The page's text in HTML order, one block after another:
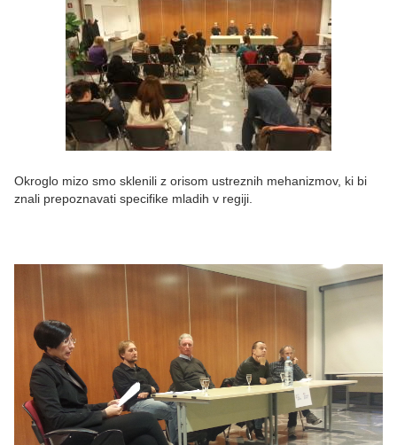
Okroglo mizo smo sklenili z orisom ustreznih mehanizmov, ki bi
znali prepoznavati specifike mladih v regiji.